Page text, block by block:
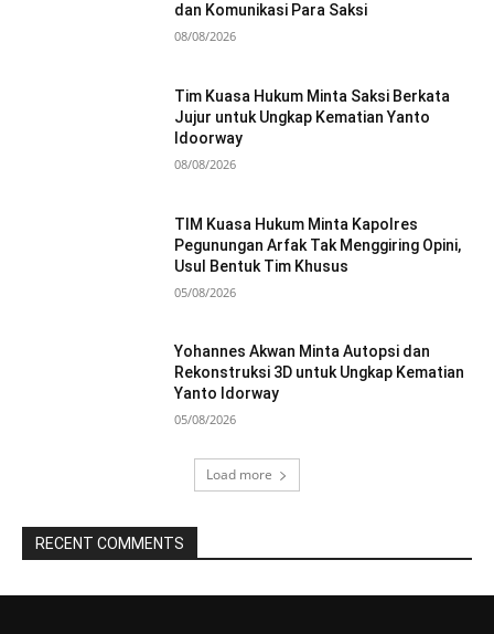
dan Komunikasi Para Saksi
08/08/2026
Tim Kuasa Hukum Minta Saksi Berkata
Jujur untuk Ungkap Kematian Yanto
Idoorway
08/08/2026
TIM Kuasa Hukum Minta Kapolres
Pegunungan Arfak Tak Menggiring Opini,
Usul Bentuk Tim Khusus
05/08/2026
Yohannes Akwan Minta Autopsi dan
Rekonstruksi 3D untuk Ungkap Kematian
Yanto Idorway
05/08/2026
Load more
RECENT COMMENTS